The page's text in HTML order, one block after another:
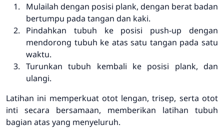
Mulailah dengan posisi plank, dengan berat badan
bertumpu pada tangan dan kaki.
Pindahkan tubuh ke posisi push-up dengan
mendorong tubuh ke atas satu tangan pada satu
waktu.
Turunkan tubuh kembali ke posisi plank, dan
ulangi.
Latihan ini memperkuat otot lengan, trisep, serta otot
inti secara bersamaan, memberikan latihan tubuh
bagian atas yang menyeluruh.